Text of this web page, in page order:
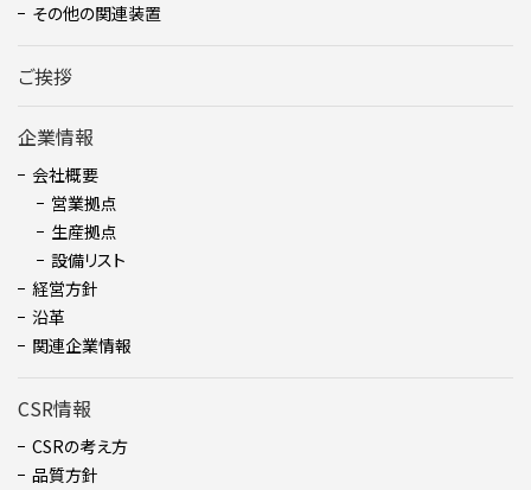
その他の関連装置
ご挨拶
企業情報
会社概要
営業拠点
生産拠点
設備リスト
経営方針
沿革
関連企業情報
CSR情報
CSRの考え方
品質方針